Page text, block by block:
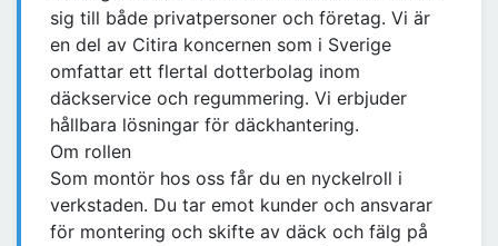
sig till både privatpersoner och företag. Vi är
en del av Citira koncernen som i Sverige
omfattar ett flertal dotterbolag inom
däckservice och regummering. Vi erbjuder
hållbara lösningar för däckhantering.
Om rollen
Som montör hos oss får du en nyckelroll i
verkstaden. Du tar emot kunder och ansvarar
för montering och skifte av däck och fälg på